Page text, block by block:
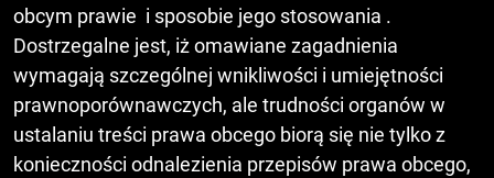
obcym prawie i sposobie jego stosowania .
Dostrzegalne jest, iż omawiane zagadnienia
wymagają szczególnej wnikliwości i umiejętności
prawnoporównawczych, ale trudności organów w
ustalaniu treści prawa obcego biorą się nie tylko z
konieczności odnalezienia przepisów prawa obcego,